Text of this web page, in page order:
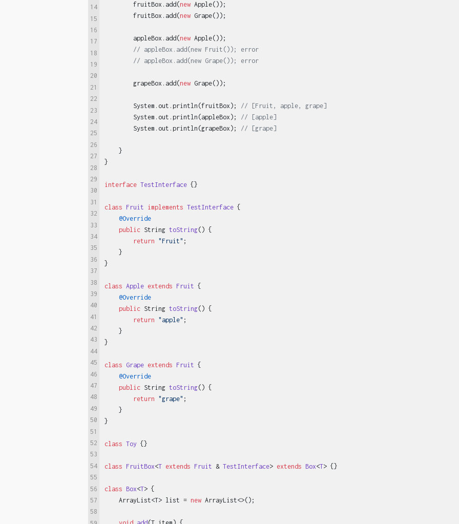
14
15
16
17
18
19
20
21
22
23
24
25
26
27
28
29
30
31
32
33
34
35
36
37
38
39
40
41
42
43
44
45
46
47
48
49
50
51
52
53
54
55
56
57
58
        fruitBox.add(
new Apple());
        fruitBox.add(
new Grape());
        appleBox.add(
new Apple());
// appleBox.add(new Fruit()); error
// appleBox.add(new Grape()); error
        grapeBox.add(
new Grape());
        System.out.println(fruitBox);
// [Fruit, apple, grape]
        System.out.println(appleBox);
// [apple]
        System.out.println(grapeBox);
// [grape]
    }
}
interface TestInterface {}
class Fruit implements TestInterface {
@Override
public String toString() {
return "Fruit" ;
    }
}
class Apple extends Fruit {
@Override
public String toString() {
return "apple" ;
    }
}
class Grape extends Fruit {
@Override
public String toString() {
return "grape" ;
    }
}
class Toy {}
class FruitBox<T extends Fruit & TestInterface> extends Box<T> {}
class Box<T> {
    ArrayList<T> list =
new ArrayList<>();